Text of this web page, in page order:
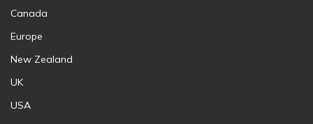
Canada
Europe
New Zealand
UK
USA